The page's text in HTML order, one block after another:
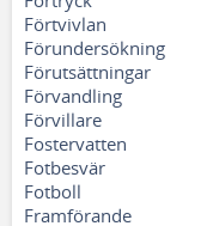
Förtvivlan
Förundersökning
Förutsättningar
Förvandling
Förvillare
Fostervatten
Fotbesvär
Fotboll
Framförande